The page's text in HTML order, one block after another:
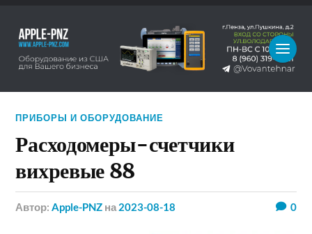
ПРИБОРЫ И ОБОРУДОВАНИЕ
Расходомеры-счетчики
вихревые 88
Автор:Apple-PNZ на 2023-08-18 0